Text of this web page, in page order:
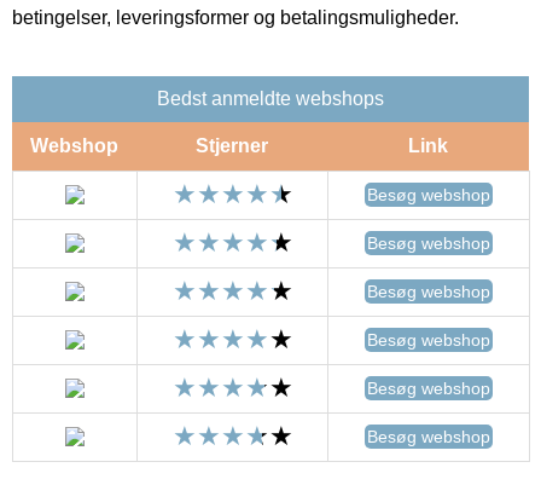
betingelser, leveringsformer og betalingsmuligheder.
Bedst anmeldte webshops
Webshop Stjerner Link
Besøg webshop
Besøg webshop
Besøg webshop
Besøg webshop
Besøg webshop
Besøg webshop